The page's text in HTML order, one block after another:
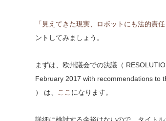
「見えてきた現実、ロボットにも法的責任
ントしてみましょう。
まずは、欧州議会での決議（
February 2017 with recommendations
） は、
ここ になります。